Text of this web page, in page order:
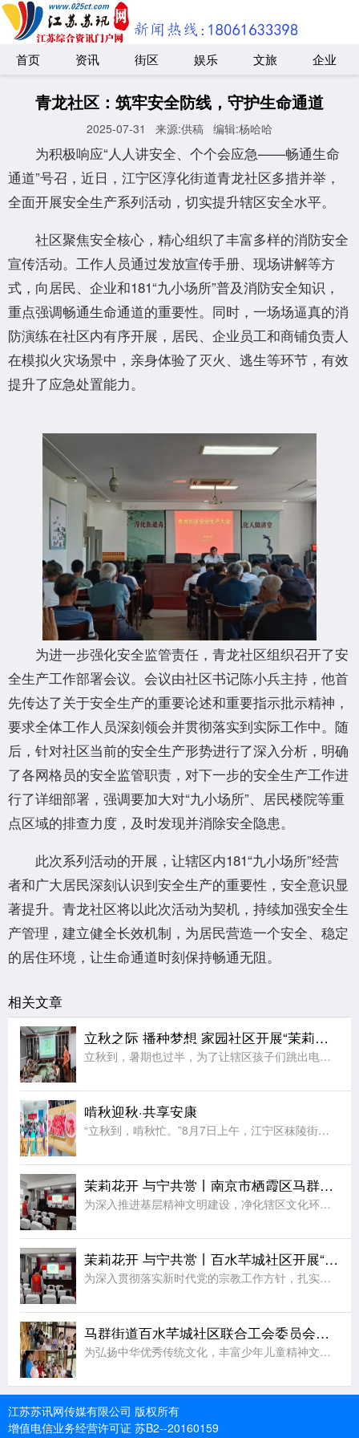
首页 资讯 街区 娱乐 文旅 企业
青龙社区：筑牢安全防线，守护生命通道
2025-07-31 来源:供稿 编辑:杨哈哈
为积极响应“人人讲安全、个个会应急——畅通生命
通道”号召，近日，江宁区淳化街道青龙社区多措并举，
全面开展安全生产系列活动，切实提升辖区安全水平。
社区聚焦安全核心，精心组织了丰富多样的消防安全
宣传活动。工作人员通过发放宣传手册、现场讲解等方
式，向居民、企业和181“九小场所”普及消防安全知识，
重点强调畅通生命通道的重要性。同时，一场场逼真的消
防演练在社区内有序开展，居民、企业员工和商铺负责人
在模拟火灾场景中，亲身体验了灭火、逃生等环节，有效
提升了应急处置能力。
为进一步强化安全监管责任，青龙社区组织召开了安
全生产工作部署会议。会议由社区书记陈小兵主持，他首
先传达了关于安全生产的重要论述和重要指示批示精神，
要求全体工作人员深刻领会并贯彻落实到实际工作中。随
后，针对社区当前的安全生产形势进行了深入分析，明确
了各网格员的安全监管职责，对下一步的安全生产工作进
行了详细部署，强调要加大对“九小场所”、居民楼院等重
点区域的排查力度，及时发现并消除安全隐患。
此次系列活动的开展，让辖区内181“九小场所”经营
者和广大居民深刻认识到安全生产的重要性，安全意识显
著提升。青龙社区将以此次活动为契机，持续加强安全生
产管理，建立健全长效机制，为居民营造一个安全、稳定
的居住环境，让生命通道时刻保持畅通无阻。
相关文章
立秋之际 播种梦想 家园社区开展“茉莉花开”七彩夏日节气亲子活动
立秋到，暑期也过半，为了让辖区孩子们跳出电子屏幕、沉浸式感受传统节气文化的独特魅力，同时绷紧暑期安全防护弦，在亲子协作中收获充实又安心的暑期记忆，近日，江宁区秣陵街道家园社区在三楼活动空间顺利开展“立
啃秋迎秋·共享安康
“立秋到，啃秋忙。”8月7日上午，江宁区秣陵街道火炬村开展了“啃秋迎秋·共享安康”为主题的立秋敬老活动。活动室里瓜香四溢、笑声阵阵。桌上摆满了红瓤西瓜，老人围坐一堂，一边品尝着清甜的“啃秋”瓜，一边聊
茉莉花开 与宁共赏丨南京市栖霞区马群街道百水芊城社区开展“扫黄打非树新风 全民阅读沐书香”全民阅读活动
为深入推进基层精神文明建设，净化辖区文化环境，培育全民阅读新风尚，筑牢社区思想文化安全防线，8月6日，栖霞区马群街道百水芊城社区党委依托社区新时代文明实践站组织全体社区工作人员，开展“扫黄打非树新风
茉莉花开 与宁共赏丨百水芊城社区开展“依法规范宗教工作 携手共建和谐家园”宣传活动
为深入贯彻落实新时代党的宗教工作方针，扎实推进宗教工作法治化、规范化建设，切实筑牢基层治理安全防线，营造文明和谐、团结稳定的社区氛围，8月6日，栖霞区马群街道百水芊城社区党委依托社区新时代文明实践站精
马群街道百水芊城社区联合工会委员会开展非遗烧箔画手工活动
为弘扬中华优秀传统文化，丰富少年儿童精神文化生活，拉近邻里情感距离，8月7日，栖霞区马群街道科协、马群街道百水芊城社区联合工会委员会、百水芊城社区党委依托新时代文明实践站，组织开展非遗烧箔画手工体验活
江苏苏讯网传媒有限公司 版权所有
增值电信业务经营许可证 苏B2--20160159